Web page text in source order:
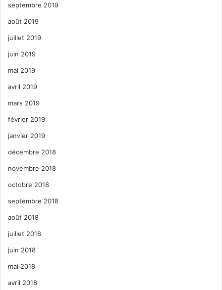
septembre 2019
août 2019
juillet 2019
juin 2019
mai 2019
avril 2019
mars 2019
février 2019
janvier 2019
décembre 2018
novembre 2018
octobre 2018
septembre 2018
août 2018
juillet 2018
juin 2018
mai 2018
avril 2018